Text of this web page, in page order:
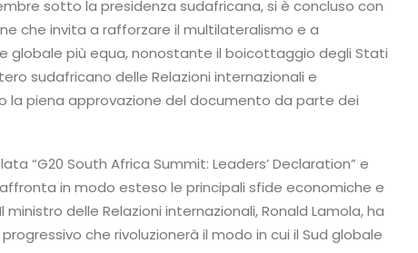
sotto la presidenza sudafricana, si è concluso con
che invita a rafforzare il multilateralismo e a
globale più equa, nonostante il boicottaggio degli Stati
sudafricano delle Relazioni internazionali e
la piena approvazione del documento da parte dei
“G20 South Africa Summit: Leaders’ Declaration” e
in modo esteso le principali sfide economiche e
delle Relazioni internazionali, Ronald Lamola, ha
che rivoluzionerà il modo in cui il Sud globale